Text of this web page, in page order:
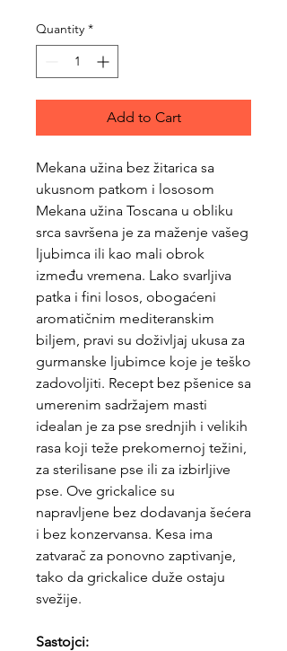
Quantity *
Add to Cart
Mekana užina bez žitarica sa
ukusnom patkom i lososom
Mekana užina Toscana u obliku
srca savršena je za maženje vašeg
ljubimca ili kao mali obrok
između vremena. Lako svarljiva
patka i fini losos, obogaćeni
aromatičnim mediteranskim
biljem, pravi su doživljaj ukusa za
gurmanske ljubimce koje je teško
zadovoljiti. Recept bez pšenice sa
umerenim sadržajem masti
idealan je za pse srednjih i velikih
rasa koji teže prekomernoj težini,
za sterilisane pse ili za izbirljive
pse. Ove grickalice su
napravljene bez dodavanja šećera
i bez konzervansa. Kesa ima
zatvarač za ponovno zaptivanje,
tako da grickalice duže ostaju
svežije.
Sastojci: